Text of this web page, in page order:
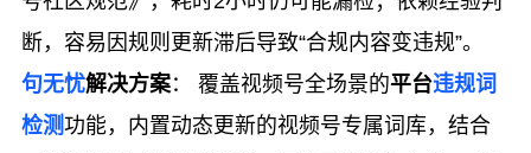
断，容易因规则更新滞后导致“合规内容变违规”。
句无忧解决方案： 覆盖视频号全场景的平台违规词
检测功能，内置动态更新的视频号专属词库，结合